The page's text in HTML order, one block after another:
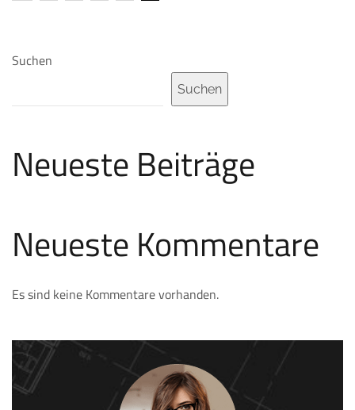
Suchen
Suchen
Neueste Beiträge
Neueste Kommentare
Es sind keine Kommentare vorhanden.